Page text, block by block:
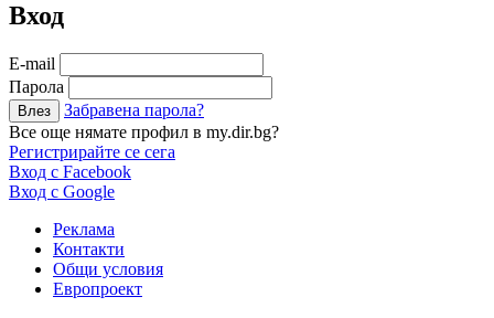
Вход
Е-mail
Парола
Забравена парола?
Все още нямате профил в my.dir.bg?
Регистрирайте се сега
Вход с Facebook
Вход с Google
Реклама
Контакти
Общи условия
Европроект